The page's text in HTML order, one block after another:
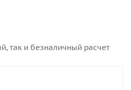
так и безналичный расчет